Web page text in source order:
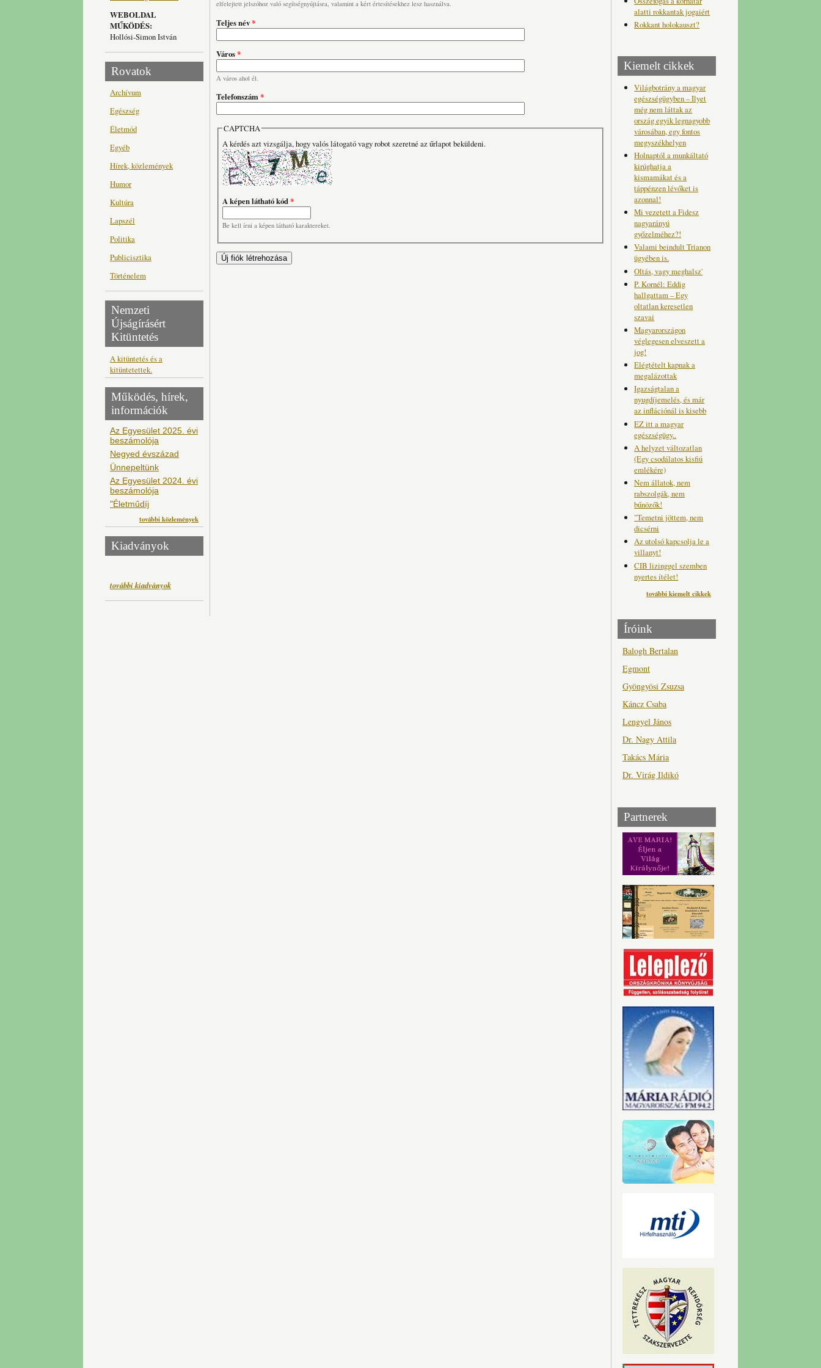
WEBOLDAL
MŰKÖDÉS:
Hollósi-Simon István
Rovatok
Archívum
Egészség
Életmód
Egyéb
Hírek, közlemények
Humor
Kultúra
Lapszél
Politika
Publicisztika
Történelem
Nemzeti
Újságírásért
Kitüntetés
A kitüntetés és a
kitüntetettek.
Működés, hírek,
információk
Az Egyesület 2025. évi
beszámolója
Negyed évszázad
Ünnepeltünk
Az Egyesület 2024. évi
beszámolója
"Életműdíj
további közlemények
Kiadványok
további kiadványok
elfelejtett jelszóhoz való segítségnyújtásra, valamint a kért értesítésekhez lesz használva.
Teljes név*
Város*
A város ahol él.
Telefonszám*
CAPTCHA
A kérdés azt vizsgálja, hogy valós látogató vagy robot szeretné az űrlapot beküldeni.
A képen látható kód*
Be kell írni a képen látható karaktereket.
alatti rokkantak jogaiért
Rokkant holokauszt?
Kiemelt cikkek
Világbotrány a magyar
egészségügyben – Ilyet
még nem láttak az
ország egyik legnagyobb
városában, egy fontos
megyszékhelyen
Holnaptól a munkáltató
kirúghatja a
kismamákat és a
táppénzen lévőket is
azonnal!
Mi vezetett a Fidesz
nagyarányú
győzelméhez?!
Valami beindult Trianon
ügyében is.
Oltás, vagy meghalsz'
P. Kornél: Eddig
hallgattam – Egy
oltatlan keresetlen
szavai
Magyarországon
véglegesen elveszett a
jog!
Elégtételt kapnak a
megalázottak
Igazságtalan a
nyugdíjemelés, és már
az inflációnál is kisebb
EZ itt a magyar
egészségügy..
A helyzet változatlan
(Egy csodálatos kisfiú
emlékére)
Nem állatok, nem
rabszolgák, nem
bűnözők!
"Temetni jöttem, nem
dicsérni
Az utolsó kapcsolja le a
villanyt!
CIB lizinggel szemben
nyertes ítélet!
további kiemelt cikkek
Íróink
Balogh Bertalan
Egmont
Gyöngyösi Zsuzsa
Káncz Csaba
Lengyel János
Dr. Nagy Attila
Takács Mária
Dr. Virág Ildikó
Partnerek